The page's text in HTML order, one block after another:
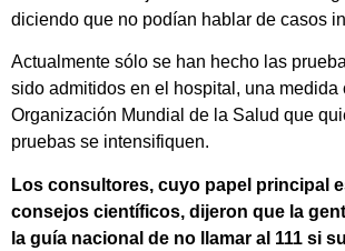
diciendo que no podían hablar de casos
Actualmente sólo se han hecho las
sido admitidos en el hospital, una medida
Organización Mundial de la Salud que
pruebas se intensifiquen.
Los consultores, cuyo papel principal
consejos científicos, dijeron que la
la guía nacional de no llamar al 111 si